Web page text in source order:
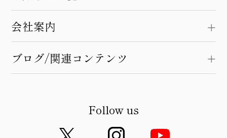
会社案内
ブログ/関連コンテンツ
Follow us